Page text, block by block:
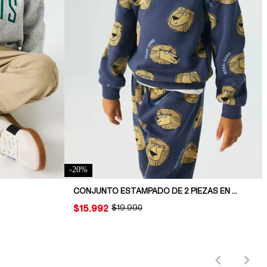
-20%
CONJUNTO ESTAMPADO DE 2 PIEZAS EN TELA DE BUZO
ORIGINAL PRICE:
$19.990
PRICE:
$15.992